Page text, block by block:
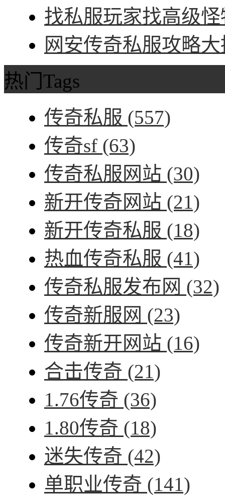
找私服玩家找高级
网安传奇私服攻略
热门Tags
传奇私服 (557)
传奇sf (63)
传奇私服网站 (30)
新开传奇网站 (21)
新开传奇私服 (18)
热血传奇私服 (41)
传奇私服发布网 (32)
传奇新服网 (23)
传奇新开网站 (16)
合击传奇 (21)
1.76传奇 (36)
1.80传奇 (18)
迷失传奇 (42)
单职业传奇 (141)